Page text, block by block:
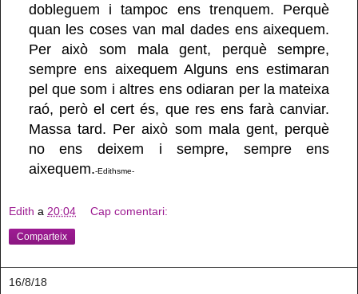
dobleguem i tampoc ens trenquem. Perquè
quan les coses van mal dades ens aixequem.
Per això som mala gent, perquè sempre,
sempre ens aixequem Alguns ens estimaran
pel que som i altres ens odiaran per la mateixa
raó, però el cert és, que res ens farà canviar.
Massa tard. Per això som mala gent, perquè
no ens deixem i sempre, sempre ens
aixequem.-Edithsme-
Edith a 20:04 Cap comentari:
Comparteix
16/8/18